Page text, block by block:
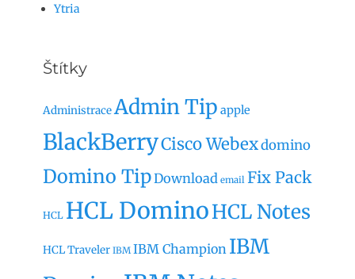
Ytria
Štítky
AdministraceAdmin Tip apple
BlackBerryCisco Webexdomino
Domino TipDownload email Fix Pack
HCL HCL DominoHCL Notes
HCL Traveler IBM IBM Champion IBM